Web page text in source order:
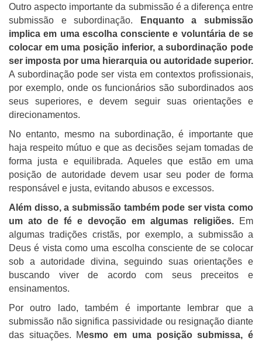
Outro aspecto importante da submissão é a diferença entre
submissão e subordinação.
Enquanto a submissão
implica em uma escolha consciente e voluntária de se
colocar em uma posição inferior, a subordinação pode
ser imposta por uma hierarquia ou autoridade superior.
A subordinação pode ser vista em contextos profissionais,
por exemplo, onde os funcionários são subordinados aos
seus superiores, e devem seguir suas orientações e
direcionamentos.
No entanto, mesmo na subordinação, é importante que
haja respeito mútuo e que as decisões sejam tomadas de
forma justa e equilibrada. Aqueles que estão em uma
posição de autoridade devem usar seu poder de forma
responsável e justa, evitando abusos e excessos.
Além disso, a submissão também pode ser vista como
um ato de fé e devoção em algumas religiões. Em
algumas tradições cristãs, por exemplo, a submissão a
Deus é vista como uma escolha consciente de se colocar
sob a autoridade divina, seguindo suas orientações e
buscando viver de acordo com seus preceitos e
ensinamentos.
Por outro lado, também é importante lembrar que a
submissão não significa passividade ou resignação diante
das situações. Mesmo em uma posição submissa, é